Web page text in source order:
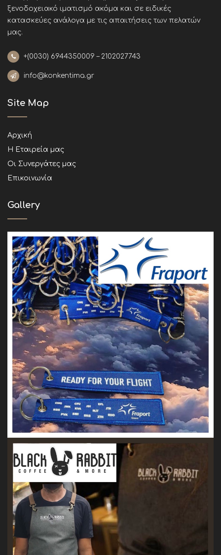
ξενοδοχειακό ιματισμό ακόμα και σε ειδικές
κατασκεύες ανάλογα με τις απαιτήσεις των πελατών
μας.
+(0030) 6944350009 – 2102027743
info@konkentima.gr
Site Map
Αρχική
Η Εταιρεία μας
Οι Συνεργάτες μας
Επικοινωνία
Gallery